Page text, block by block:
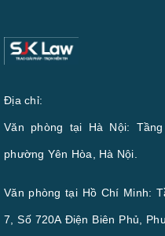
Địa chỉ:
Văn phòng tại Hà Nội:
phường Yên Hòa, Hà Nội.
Văn phòng tại Hồ Chí Minh:
7, Số 720A Điện Biên Phủ,